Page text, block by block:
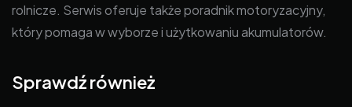
rolnicze. Serwis oferuje także poradnik motoryzacyjny,
który pomaga w wyborze i użytkowaniu akumulatorów.
Sprawdź również